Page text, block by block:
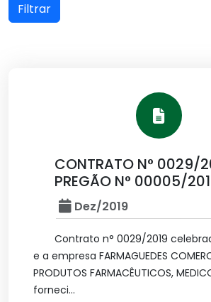
Filtrar
CONTRATO N° 0029/
PREGÃO N° 00005/
Dez/2019
Contrato n° 0029/2019
e a empresa FARMAGUEDES
PRODUTOS FARMACÊUTICOS,
forneci...